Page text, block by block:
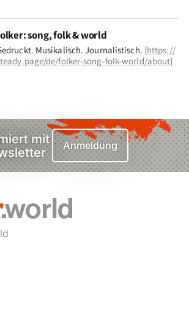
song, folk & world
Musikalisch. Journalistisch. [https://
de/folker-song-folk-world/about]
mit
Anmeldung